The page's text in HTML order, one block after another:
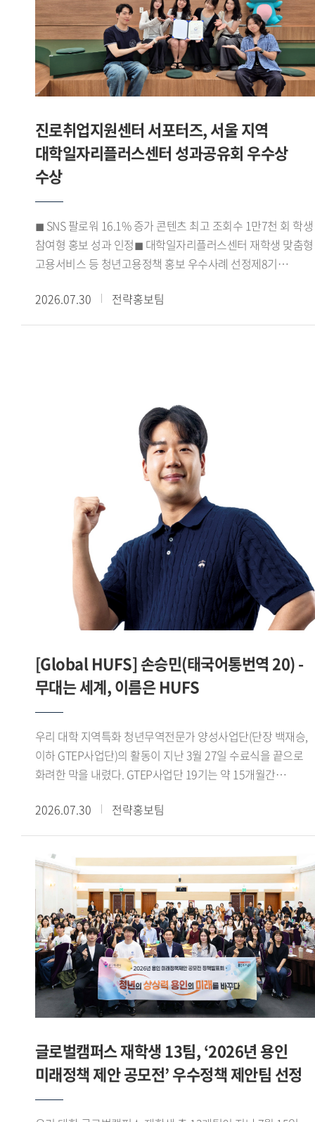
출품했으며, 보험 시장이 꾸준히 성장하는 가운데 2030세대의
신규 가입은 감소하고 있다는 점에 주목해 캠페인 전략을
설계했다.광미사팀은 이를 바탕으로 같이, 일상이 되다 라는
캠페인 콘셉트를 제시했다. 보험을 어렵고 복잡하게 인식하는
2030세대가 보다 친근하게 접근할 수 있도록 AI 진단 테스트와
구체적인 실행안을 구성했다.광미사팀은 강민서(팀장 GBT 22),
이정민(독일어통번역 23), 유승원(철학 24), 윤혜령
(이탈리아어통번역 21) 학생으로 구성됐다. 서로 다른 전공의
학생들은 아이디어 도출과 시장 데이터 분석, 캠페인 전략 수립,
기획안 제작에 이르는 전 과정을 함께 수행했다.
코삭챌린저상은 각 지역 예선 출품작 가운데 상위 15% 이내의
우수작에 수여되는 상이다. 이번 수상은 광미사팀의 기획력과
캠페인의 실현 가능성을 인정받은 결과로, 교과목에서 진행한
수업과 실무를 연계한 교육의 성과를 보여주는 사례로
진로취업지원센터 서포터즈, 서울 지역
대학일자리플러스센터 성과공유회 우수상
수상
◼ SNS 팔로워 16.1% 증가 콘텐츠 최고 조회수 1만7천 회 학생
참여형 홍보 성과 인정◼ 대학일자리플러스센터 재학생 맞춤형
고용서비스 등 청년고용정책 홍보 우수사례 선정제8기
대학일자리플러스센터 성과공유회에서 우수상을 수상하며
학생 참여형 진로 취업 홍보 활동의 우수성을 인정받았다.우리
대학일자리플러스센터(거점형) 사업을 비롯해 고용노동부의
재학생 맞춤형 고용서비스와 졸업생 특화프로그램 등을
학생들에게 알리고 참여를 확대하기 위한 다양한 홍보 활동을
펼쳤다.특히 카드뉴스와 숏폼 영상 등 학생들의 이용 방식에
맞춘 디지털 콘텐츠를 제작 운영하며 SNS 팔로워를 16.1%
늘렸고, 콘텐츠 최고 조회수 1만7천 회를 기록하는 등 높은 홍
성과를 거뒀다.이 같은 성과를 바탕으로 제8기
진로취업지원센터 서포터즈는 지난 7월 28일
서울고용복지플러스센터 청년ON 라운지 다목적홀에서 열린
「2026년 서울 지역 대학일자리플러스센터 성과공유회」에서
심사 결과 1위를 기록하며 우수상을 수상했다.서포터즈 대표
서민성 학생(차이나데이터큐레이션전공 23)은 "학생들의
노력했다"며 "학생들과의 공감과 소통을 중심으로 한 활동이
좋은 평가를 받아 뜻깊게 생각한다"고 말했다.한편 우리 대학
대학일자리플러스본부는 이번 성과를 바탕으로 2026학년도
맞춤형 진로 취업 정보 제공과 청년고용정책 홍보를
지속적으로 추진할 계획이다.
2026.07.30 전략홍보팀
[Global HUFS] 손승민(태국어통번역 20) -
무대는 세계, 이름은 HUFS
우리 대학 지역특화 청년무역전문가 양성사업단(단장 백재승,
이하 GTEP사업단)의 활동이 지난 3월 27일 수료식을 끝으로
화려한 막을 내렸다. GTEP사업단 19기는 약 15개월간
이상의 교육과정을 이수하고, 산학협력 기업과 연계한 해외
다양한 실무 프로젝트를 수행했다. 그중 우수학생 부문에서
손승민(태국어통번역 20) 학생이 산업통상자원부 장관상을
받으며 빛나는 성과를 기록했다. - 우수학생 부문에서
산업통상자원부 장관상을 받았습니다. 소감을 들려주세요.
GTEP 19기 친구들 특히 우리 5팀과 함께 고생하며 달린 끝에
산업통상자원부 장관상 이라는 과분한 결과를 얻게 되어 무척
영광스럽습니다. 그리고 아낌없이 지도해주신 백재승 교수님과
김민정 실장님께 감사한 마음이 큽니다. - GTEP사업단을 통해
480시간 이상의 교육과정 이수와 다양한 실무 프로젝트를
경험했습니다. 사업단 활동이 어떤 의미였는지 들어보고
싶습니다. 대학 생활 중 손에 꼽히는 유의미한 활동이면서
한편으로는 쉽지 않은 활동이었다고 느낍니다. 수출입 관련
교육과정을 480시간 이상 받고, 기업과 연계한 실무활동 약
120시간이 진행됐습니다. 처음에는 긴 시간 활동이 가능할까
싶었는데 매 순간 성실하게 임하다 보니 모든 과정을
2026.07.30 전략홍보팀
글로벌캠퍼스 재학생 13팀, ‘2026년 용인
미래정책 제안 공모전’ 우수정책 제안팀 선정